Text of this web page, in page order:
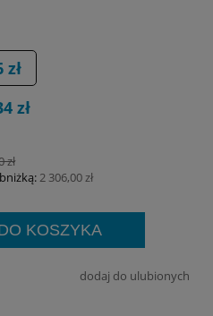
zł
zł
zł
2 306,00 zł
KOSZYKA
dodaj do ulubionych